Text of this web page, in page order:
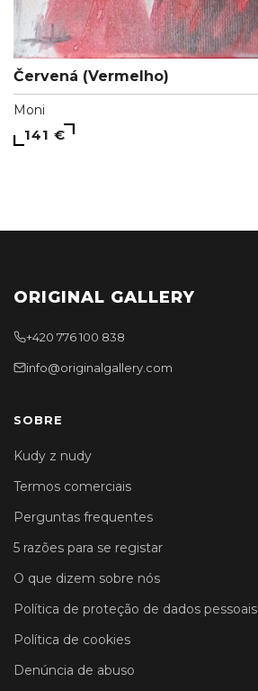
Červená (Vermelho)
Moni
141 €
ORIGINAL GALLERY
+420 776 100 838
info@originalgallery.com
SOBRE
Kudy z nudy
Termos comerciais
Perguntas frequentes
5 razões para se registar
O que dizem sobre nós
Política de proteção de dados pessoais
Política de cookies
Denúncia de abuso